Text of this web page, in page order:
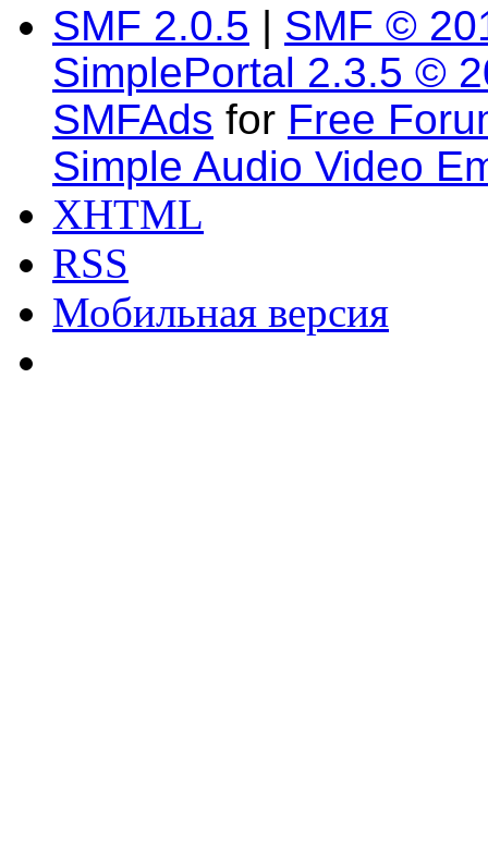
SMF 2.0.5 | SMF ©
SimplePortal 2.3.5 ©
SMFAds for Free
Simple Audio Video
XHTML
RSS
Мобильная версия